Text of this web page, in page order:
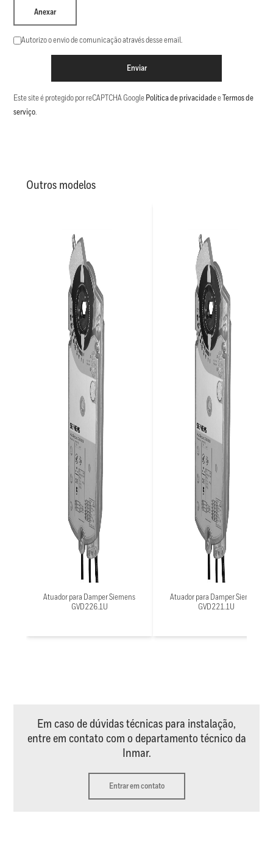
Anexar
Autorizo o envio de comunicação através desse email.
Enviar
Este site é protegido por reCAPTCHA Google Política de privacidadee Termos de
serviço.
Outros modelos
Atuador para Damper Siemens
GVD226.1U
Atuador para Damper Siemens
GVD221.1U
Em caso de dúvidas técnicas para instalação,
entre em contato com o departamento técnico da
Inmar.
Entrar em contato